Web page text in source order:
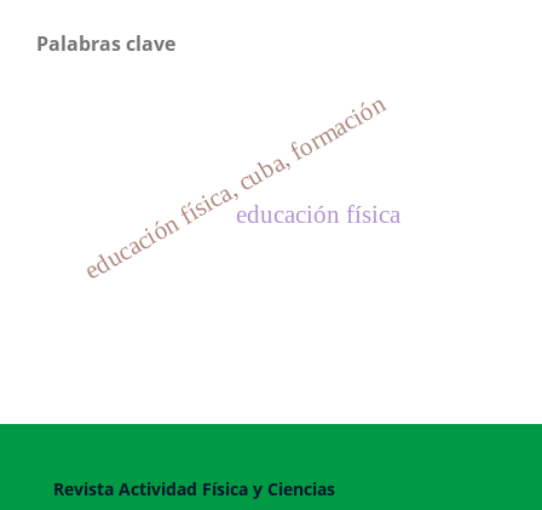
Palabras clave
educación física
educación física, cuba, formación
Revista Actividad Física y Ciencias